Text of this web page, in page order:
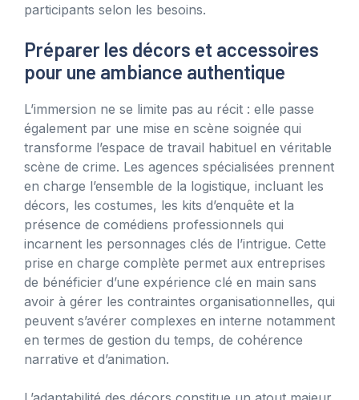
participants selon les besoins.
Préparer les décors et accessoires
pour une ambiance authentique
L’immersion ne se limite pas au récit : elle passe
également par une mise en scène soignée qui
transforme l’espace de travail habituel en véritable
scène de crime. Les agences spécialisées prennent
en charge l’ensemble de la logistique, incluant les
décors, les costumes, les kits d’enquête et la
présence de comédiens professionnels qui
incarnent les personnages clés de l’intrigue. Cette
prise en charge complète permet aux entreprises
de bénéficier d’une expérience clé en main sans
avoir à gérer les contraintes organisationnelles, qui
peuvent s’avérer complexes en interne notamment
en termes de gestion du temps, de cohérence
narrative et d’animation.